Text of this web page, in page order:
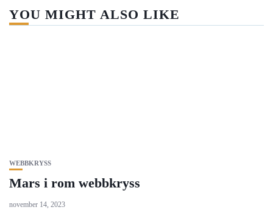
YOU MIGHT ALSO LIKE
WEBBKRYSS
Mars i rom webbkryss
november 14, 2023